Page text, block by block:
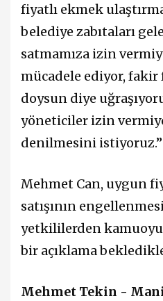
fiyatlı ekmek
belediye zabıtaları
satmamıza izin
mücadele ediyor, fakir
doysun diye
yöneticiler izin
denilmesini istiyoruz.”
Mehmet Can, uygun
satışının
yetkililerden
bir açıklama
Mehmet Tekin -